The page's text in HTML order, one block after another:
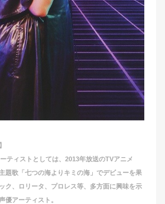
ティストとしては、2013年放送のTVアニメ
題歌「七つの海よりキミの海」でデビューを果
ク、ロリータ、プロレス等、多方面に興味を示
優アーティスト。